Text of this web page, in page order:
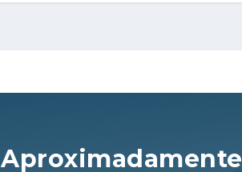
Aproximadamente